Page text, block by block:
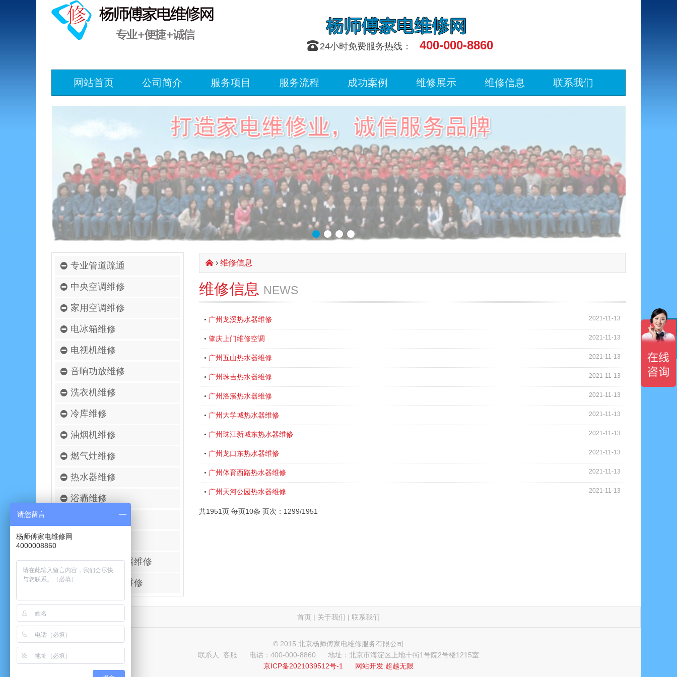
󰇯 24小时免费服务热线： 400-000-8860
网站首页 公司简介 服务项目 服务流程 成功案例 维修展示 维修信息 联系我们
专业管道疏通
中央空调维修
家用空调维修
电冰箱维修
电视机维修
音响功放维修
洗衣机维修
冷库维修
油烟机维修
燃气灶维修
热水器维修
浴霸维修
壁挂炉维修
进口空气净化器维修
太阳能热水器维修
󰄫› 维修信息
维修信息 NEWS
• 广州龙溪热水器维修 2021-11-13
• 肇庆上门维修空调 2021-11-13
• 广州五山热水器维修 2021-11-13
• 广州珠吉热水器维修 2021-11-13
• 广州洛溪热水器维修 2021-11-13
• 广州大学城热水器维修 2021-11-13
• 广州珠江新城东热水器维修 2021-11-13
• 广州龙口东热水器维修 2021-11-13
• 广州体育西路热水器维修 2021-11-13
• 广州天河公园热水器维修 2021-11-13
共1951页 每页10条 页次：1299/1951
首页 | 关于我们 | 联系我们
© 2015 北京杨师傅家电维修服务有限公司
联系人: 客服
电话：400-000-8860
地址：北京市海淀区上地十街1号院2号楼1215室
京ICP备2021039512号-1
网站开发:超越无限
请您留言
杨师傅家电维修网
4000008860